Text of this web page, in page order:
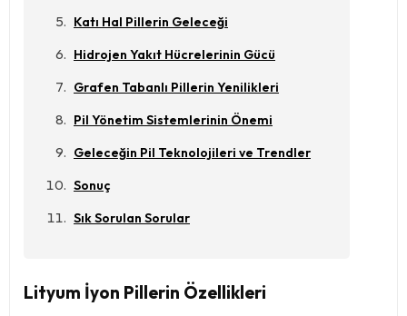
Katı Hal Pillerin Geleceği
Hidrojen Yakıt Hücrelerinin Gücü
Grafen Tabanlı Pillerin Yenilikleri
Pil Yönetim Sistemlerinin Önemi
Geleceğin Pil Teknolojileri ve Trendler
Sonuç
Sık Sorulan Sorular
Lityum İyon Pillerin Özellikleri